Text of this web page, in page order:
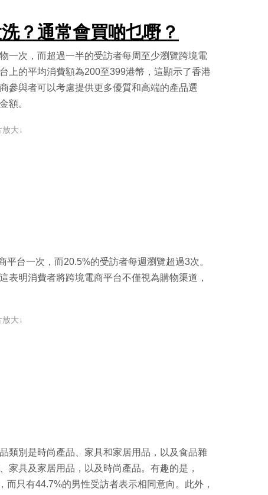
？通常會買啲乜嘢？
一次，而超過一半的受訪者每周至少瀏覽跨境電
上的平均消費額為200至399港幣，這顯示了香港
參與者可以考慮提供更多優質和高端的產品選
額。
放大↓
台一次，而20.5%的受訪者每週瀏覽超過3次。
表明消費者將跨境電商平台不僅視為購物渠道，
放大↓
類別是時尚產品、家具和家居用品，以及食品雜
家具及家居用品，以及時尚產品。有趣的是，
只有44.7%的男性受訪者表示相同意向。此外，